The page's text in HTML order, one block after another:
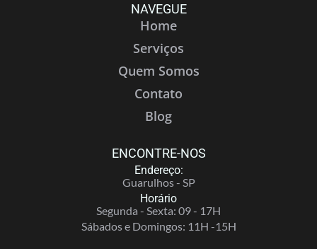
NAVEGUE
Home
Serviços
Quem Somos
Contato
Blog
ENCONTRE-NOS
Endereço:
Guarulhos - SP
Horário
Segunda - Sexta: 09 - 17H
Sábados e Domingos: 11H -15H